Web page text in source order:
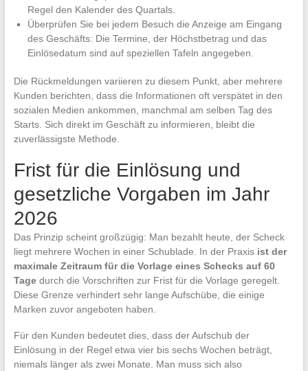
Regel den Kalender des Quartals.
Überprüfen Sie bei jedem Besuch die Anzeige am Eingang
des Geschäfts: Die Termine, der Höchstbetrag und das
Einlösedatum sind auf speziellen Tafeln angegeben.
Die Rückmeldungen variieren zu diesem Punkt, aber mehrere
Kunden berichten, dass die Informationen oft verspätet in den
sozialen Medien ankommen, manchmal am selben Tag des
Starts. Sich direkt im Geschäft zu informieren, bleibt die
zuverlässigste Methode.
Frist für die Einlösung und
gesetzliche Vorgaben im Jahr
2026
Das Prinzip scheint großzügig: Man bezahlt heute, der Scheck
liegt mehrere Wochen in einer Schublade. In der Praxis ist der
maximale Zeitraum für die Vorlage eines Schecks auf 60
Tagedurch die Vorschriften zur Frist für die Vorlage geregelt.
Diese Grenze verhindert sehr lange Aufschübe, die einige
Marken zuvor angeboten haben.
Für den Kunden bedeutet dies, dass der Aufschub der
Einlösung in der Regel etwa vier bis sechs Wochen beträgt,
niemals länger als zwei Monate. Man muss sich also